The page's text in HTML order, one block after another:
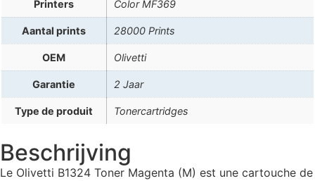
Printers
Color MF369
Aantal prints 28000 Prints
OEM Olivetti
Garantie 2 Jaar
Type de produit Tonercartridges
Beschrijving
Le Olivetti B1324 Toner Magenta (M) est une cartouche de